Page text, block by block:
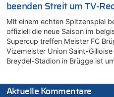
beenden Streit um TV-
Mit einem echten Spitzenspiel
offiziell die neue Saison im
Supercup treffen Meister FC
Vizemeister Union Saint-
Breydel-Stadion in Brügge ist
Aktuelle Kommentare